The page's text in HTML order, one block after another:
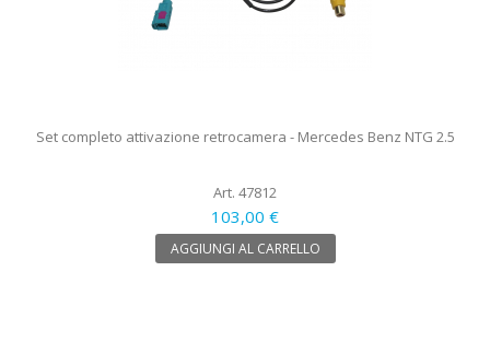
Set completo attivazione retrocamera - Mercedes Benz NTG 2.5
Art. 47812
103,00 €
AGGIUNGI AL CARRELLO